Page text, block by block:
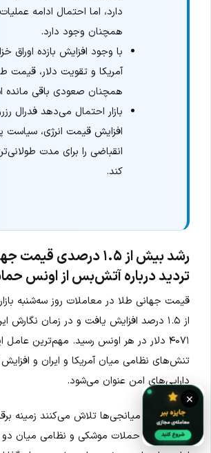
دارد، اما احتمال ادامه
همچنان وجود دارد.
با وجود افزایش بازده اوراق
آمریکا و تقویت دلار، قیمت
همچنان صعودی باقی مانده
بازار احتمال می‌دهد فدرال
افزایش قیمت انرژی، سیاست
انقباضی را برای مدت
کند.
رشد بیش از ۱.۵ درصدی
تردید درباره آتش‌بس از اونس
قیمت جهانی طلا در معاملات روز سه‌شنبه
از ۱.۵ درصد افزایش یافت و در زمان
۴۰۷۱ دلار در هر اونس رسید. مهم‌ترین
تنش‌های نظامی میان آمریکا و ایران و افزایش
دارایی‌های امن عنوان می‌شود.
در حالی که میانجی‌ها تلاش می‌کنند زمینه
فراهم کنند، حملات موشکی و نظامی میان
×